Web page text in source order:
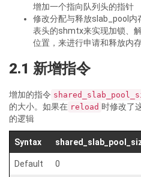
增加一个指向队列头的指针
修改分配与释放slab_pool内
表头的shmtx来实现加锁、
位置，来进行申请和释放内
2.1 新增指令
增加的指令
的大小。如果在 reload 时修改了
的逻辑
Syntax
Default 0